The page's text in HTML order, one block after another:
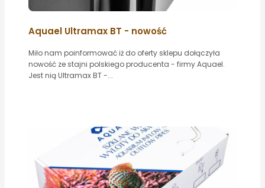
Aquael Ultramax BT - nowość
Miło nam poinformować iż do oferty sklepu dołączyła
nowość ze stajni polskiego producenta - firmy Aquael.
Jest nią Ultramax BT -...